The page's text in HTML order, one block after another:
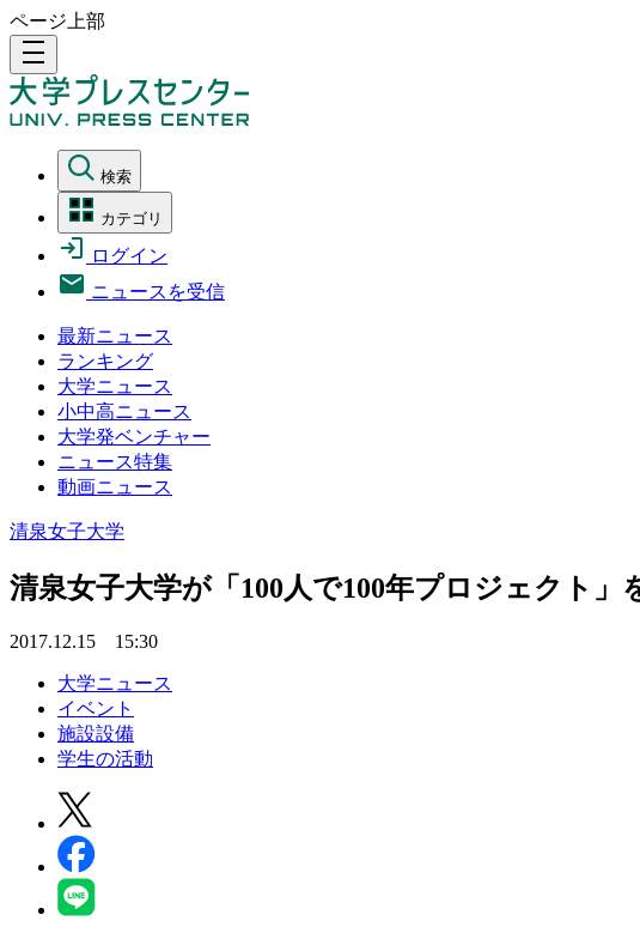
ページ上部
density_medium
検索
カテゴリ
ログイン
ニュースを受信
最新ニュース
ランキング
大学ニュース
小中高ニュース
大学発ベンチャー
ニュース特集
動画ニュース
清泉女子大学
清泉女子大学が「100人で100年プロジェクト
2017.12.15 15:30
大学ニュース
イベント
施設設備
学生の活動